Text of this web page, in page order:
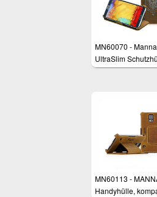
MN60070 - Manna
UltraSlim
für Samsung
MN60113 -
Handyhülle,